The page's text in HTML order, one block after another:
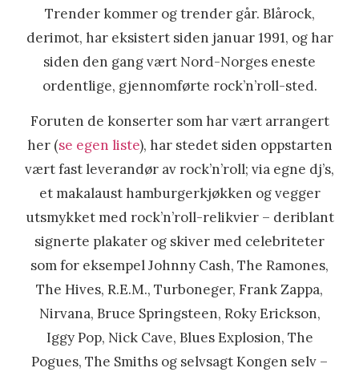
Trender kommer og trender går. Blårock,
derimot, har eksistert siden januar 1991, og har
siden den gang vært Nord-Norges eneste
ordentlige, gjennomførte rock’n’roll-sted.
Foruten de konserter som har vært arrangert
her (se egen liste), har stedet siden oppstarten
vært fast leverandør av rock’n’roll; via egne dj’s,
et makalaust hamburgerkjøkken og vegger
utsmykket med rock’n’roll-relikvier – deriblant
signerte plakater og skiver med celebriteter
som for eksempel Johnny Cash, The Ramones,
The Hives, R.E.M., Turboneger, Frank Zappa,
Nirvana, Bruce Springsteen, Roky Erickson,
Iggy Pop, Nick Cave, Blues Explosion, The
Pogues, The Smiths og selvsagt Kongen selv –